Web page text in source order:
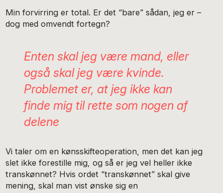
Min forvirring er total. Er det “bare” sådan, jeg er –
dog med omvendt fortegn?
Enten skal jeg være mand, eller
også skal jeg være kvinde.
Problemet er, at jeg ikke kan
finde mig til rette som nogen af
delene
Vi taler om en kønsskifteoperation, men det kan jeg
slet ikke forestille mig, og så er jeg vel heller ikke
transkønnet? Hvis ordet “transkønnet” skal give
mening, skal man vist ønske sig en